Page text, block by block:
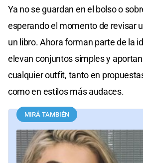
Ya no se guardan en el bolso o
esperando el momento de revisar
un libro. Ahora forman parte de la
elevan conjuntos simples y
cualquier outfit, tanto en
como en estilos más audaces.
MIRÁ TAMBIÉN